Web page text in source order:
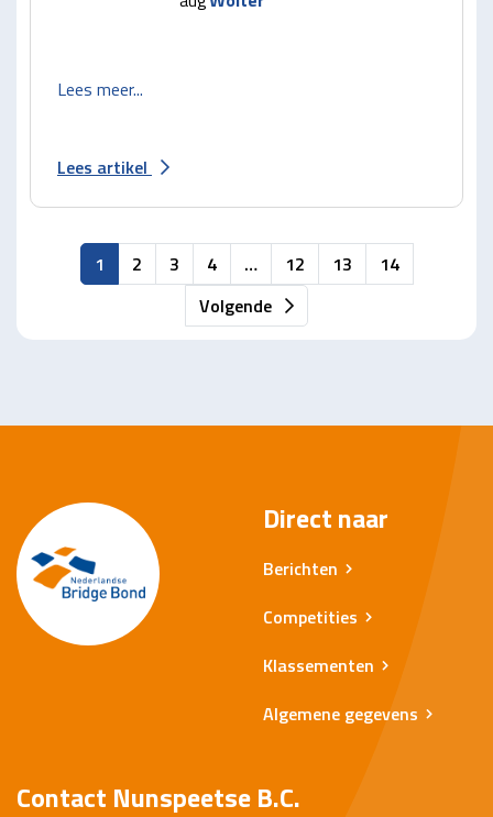
Lees meer...
Lees artikel
1 2 3 4 … 12 13
14
Volgende
Direct naar
Berichten
Competities
Klassementen
Algemene gegevens
Contact Nunspeetse B.C.